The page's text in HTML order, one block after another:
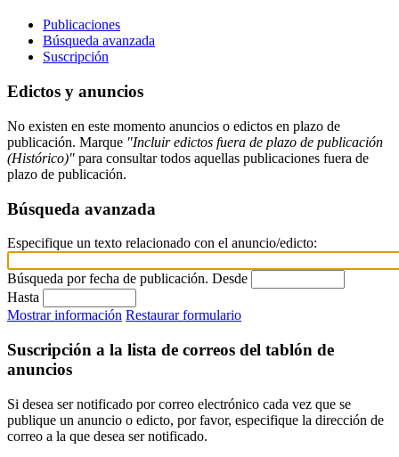
Publicaciones
Búsqueda avanzada
Suscripción
Edictos y anuncios
No existen en este momento anuncios o edictos en plazo de
publicación. Marque "Incluir edictos fuera de plazo de publicación
(Histórico)" para consultar todos aquellas publicaciones fuera de
plazo de publicación.
Búsqueda avanzada
Especifique un texto relacionado con el anuncio/edicto:
Búsqueda por fecha de publicación. Desde
Hasta
Mostrar información Restaurar formulario
Suscripción a la lista de correos del tablón de
anuncios
Si desea ser notificado por correo electrónico cada vez que se
publique un anuncio o edicto, por favor, especifique la dirección de
correo a la que desea ser notificado.